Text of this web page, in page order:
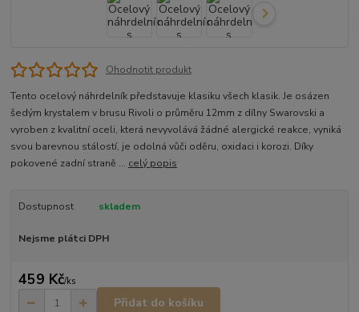
Ohodnotit produkt
Tento ocelový náhrdelník představuje klasiku všech klasik. Je osázen
šedým krystalem v brusu Rivoli o průměru 12mm z dílny Swarovski a
vyroben z kvalitní oceli, která nevyvolává žádné alergické reakce, vyniká
svou barevnou stálostí, je odolná vůči oděru, oxidaci i korozi. Díky
pokovené zadní straně ... celý popis
Dostupnost skladem
Nejsme plátci DPH
459 Kč/ks
Přidat do košíku